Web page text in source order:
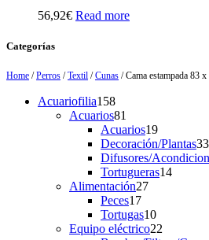
56,92€ Read more
Categorías
Home /Perros /Textil /Cunas / Cama estampada 83
Acuariofilia158158
products
Acuarios81
products
Acuarios1919
products
Decoración/Plantas33
Difusores/
Tortugueras1414
Alimentación2727
Peces1717
products
Tortugas1010
products
Equipo eléctrico22